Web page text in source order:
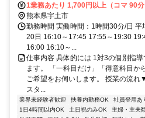
1業務あたり 1,700円以上（コマ 90分
熊本県宇土市
勤務時間 実働時間：1時間30分/日
20日 16:10～17:45 17:55～19:30
16:00 16:10～...
仕事内容 具体的には 1対3の個別指
ます。 「一科目だけ」「得意科目か
ご希望をお伺いします。 授業の流
スタ...
業界未経験者歓迎 扶養内勤務OK 社員登用あ
1日4時間以内OK
土日祝のみOK 主婦・主夫